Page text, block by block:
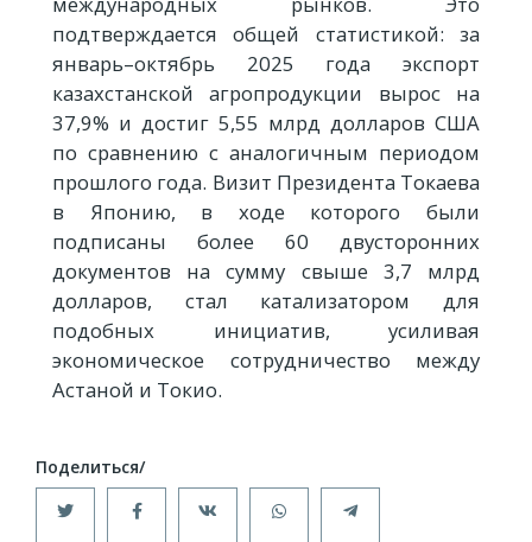
подтверждается общей статистикой: за
январь–октябрь 2025 года экспорт
казахстанской агропродукции вырос на
37,9% и достиг 5,55 млрд долларов США
по сравнению с аналогичным периодом
прошлого года. Визит Президента Токаева
в Японию, в ходе которого были
подписаны более 60 двусторонних
документов на сумму свыше 3,7 млрд
долларов, стал катализатором для
подобных инициатив, усиливая
экономическое сотрудничество между
Астаной и Токио.